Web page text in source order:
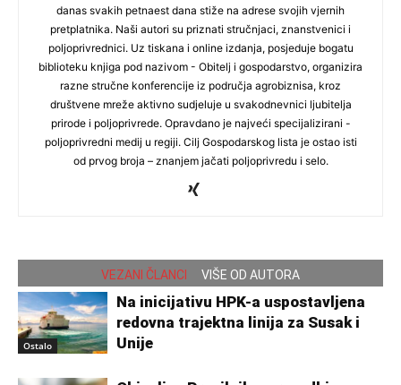
danas svakih petnaest dana stiže na adrese svojih vjernih
pretplatnika. Naši autori su priznati stručnjaci, znanstvenici i
poljoprivrednici. Uz tiskana i online izdanja, posjeduje bogatu
biblioteku knjiga pod nazivom - Obitelj i gospodarstvo, organizira
razne stručne konferencije iz područja agrobiznisa, kroz
društvene mreže aktivno sudjeluje u svakodnevnici ljubitelja
prirode i poljoprivrede. Opravdano je najveći specijalizirani -
poljoprivredni medij u regiji. Cilj Gospodarskog lista je ostao isti
od prvog broja – znanjem jačati poljoprivredu i selo.
VEZANI ČLANCI VIŠE OD AUTORA
Ostalo
Na inicijativu HPK-a uspostavljena
redovna trajektna linija za Susak i
Unije